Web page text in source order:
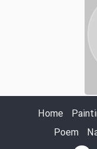
Home
Poem